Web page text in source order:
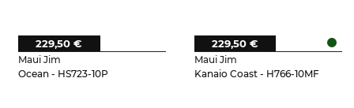
Maui Jim
Ocean - HS723-10P
229,50 €
Maui Jim
Kanaio Coast - H766-10MF
229,50 €